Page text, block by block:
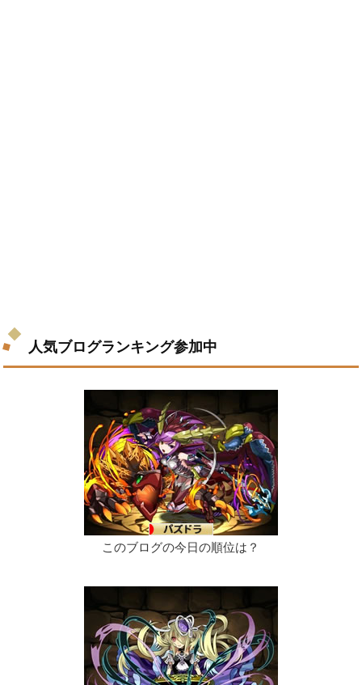
人気ブログランキング参加中
このブログの今日の順位は？